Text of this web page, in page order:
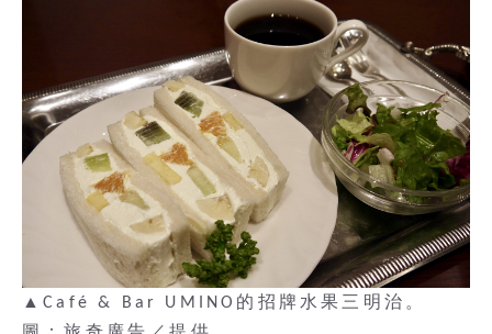
▲Café & Bar UMINO的招牌水果三明治。